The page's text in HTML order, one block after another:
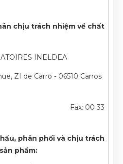
chịu trách nhiệm về chất
INELDEA
ZI de Carro - 06510 Carros
Fax: 00 33
phân phối và chịu trách
phẩm: